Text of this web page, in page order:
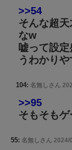
>>54
そんな超
なw
嘘って設
うわかり
104: 名無しさん
>>95
そもそもゲ
55: 名無しさん 2024/